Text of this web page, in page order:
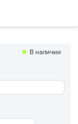
В наличии